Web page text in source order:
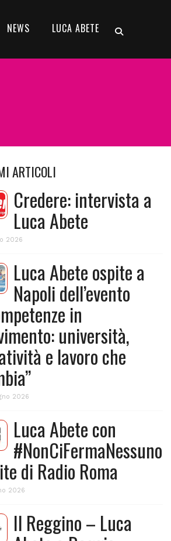
NEWS LUCA ABETE
ARTICOLI
Credere: intervista a
Luca Abete
2026
Luca Abete ospite a
Napoli dell’evento
in
università,
e lavoro che
2026
Luca Abete con
#NonCiFermaNessuno
di Radio Roma
2026
Il Reggino – Luca